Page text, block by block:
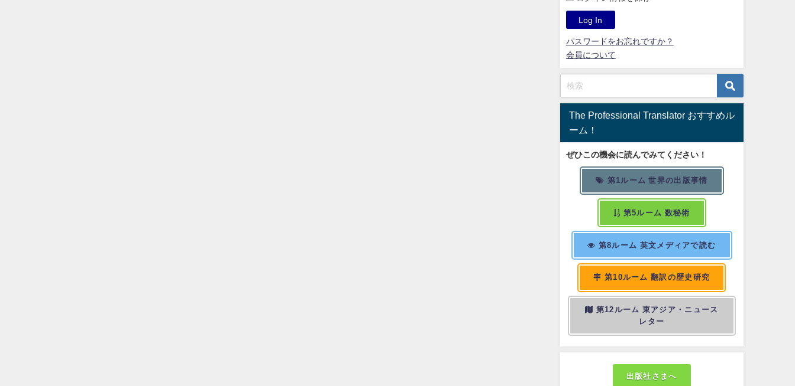
パスワードをお忘れですか？
会員について
The Professional Translator おすすめル
ーム！
ぜひこの機会に読んでみてください！
第1ルーム 世界の出版事情
第5ルーム 数秘術
第8ルーム 英文メディアで読む
第10ルーム 翻訳の歴史研究
第12ルーム 東アジア・ニュース
レター
出版社さまへ